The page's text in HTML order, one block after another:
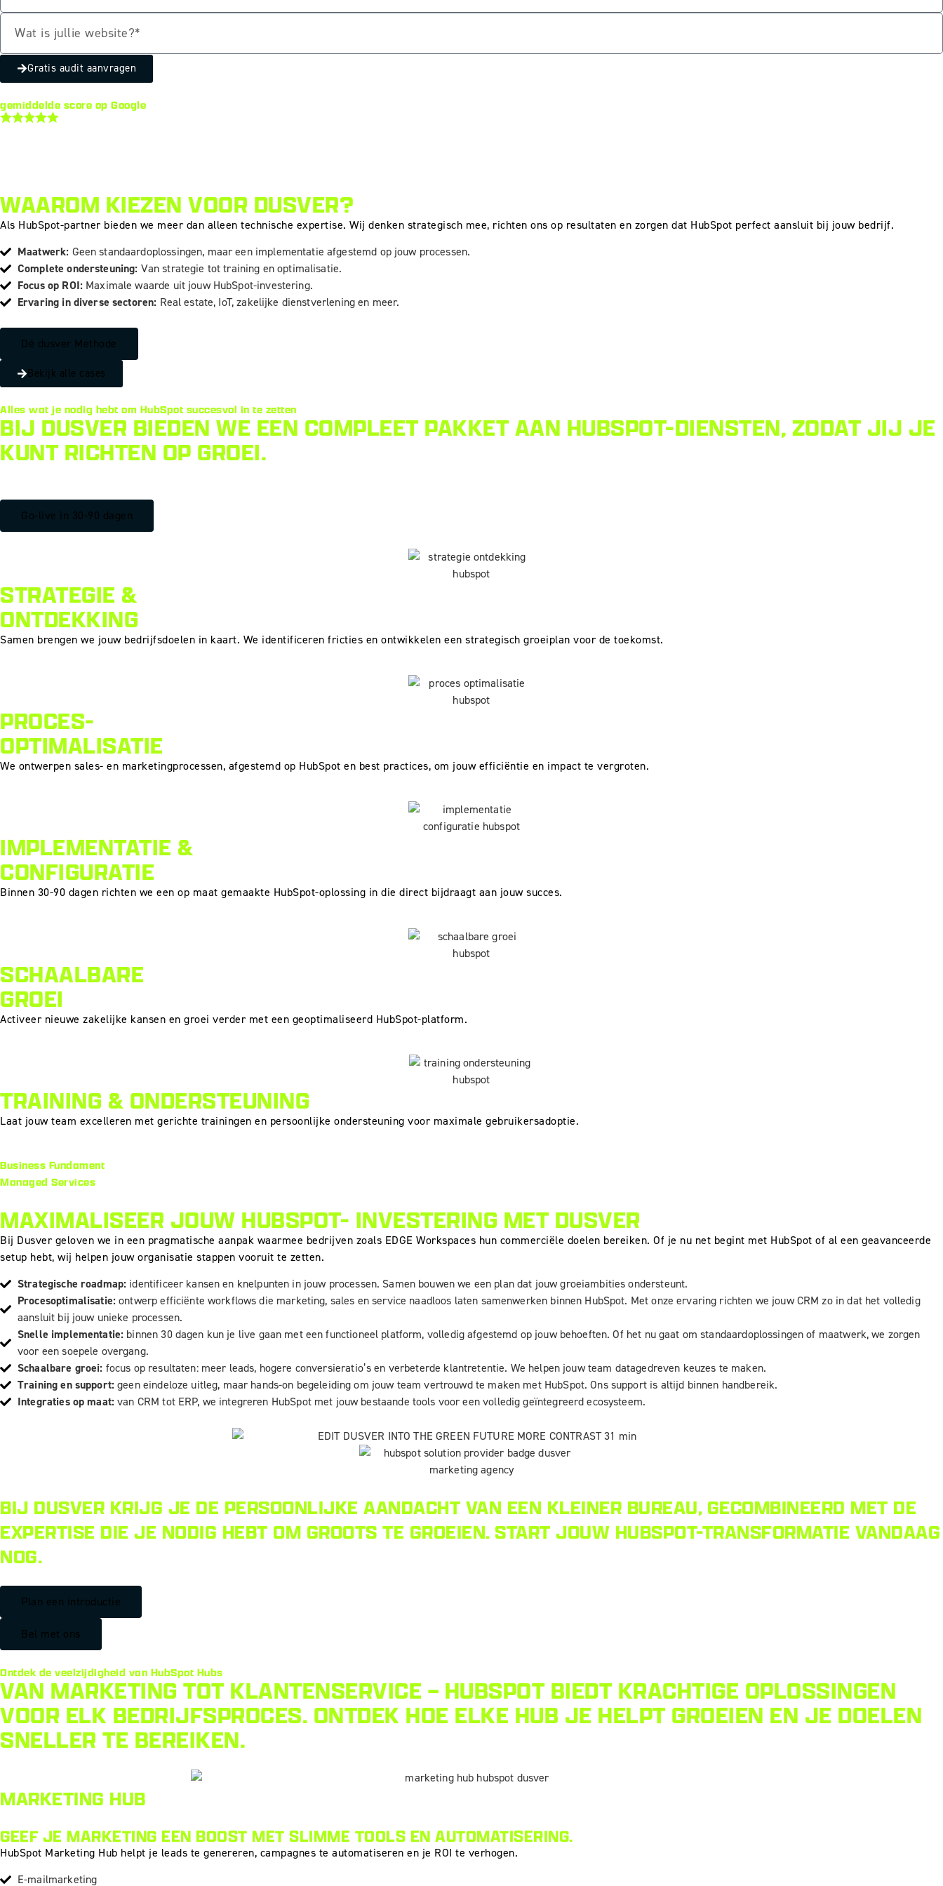
Gratis audit aanvragen
gemiddelde score op Google
WAAROM KIEZEN VOOR DUSVER?
Als HubSpot-partner bieden we meer dan alleen technische expertise. Wij denken strategisch mee, richten ons op resultaten en zorgen dat HubSpot perfect aansluit bij jouw bedrijf.
Maatwerk: Geen standaardoplossingen, maar een implementatie afgestemd op jouw processen.
Complete ondersteuning: Van strategie tot training en optimalisatie.
Focus op ROI:Maximale waarde uit jouw HubSpot-investering.
Ervaring in diverse sectoren: Real estate, IoT, zakelijke dienstverlening en meer.
Dé dusver Methode
Bekijk alle cases
Alles wat je nodig hebt om HubSpot succesvol in te zetten
BIJ DUSVER BIEDEN WE EEN COMPLEET PAKKET AAN HUBSPOT-DIENSTEN, ZODAT JIJ JE
KUNT RICHTEN OP GROEI.
Go-live in 30-90 dagen
STRATEGIE &
ONTDEKKING
Samen brengen we jouw bedrijfsdoelen in kaart. We identificeren fricties en ontwikkelen een strategisch groeiplan voor de toekomst.
PROCES-
OPTIMALISATIE
We ontwerpen sales- en marketingprocessen, afgestemd op HubSpot en best practices, om jouw efficiëntie en impact te vergroten.
IMPLEMENTATIE &
CONFIGURATIE
Binnen 30-90 dagen richten we een op maat gemaakte HubSpot-oplossing in die direct bijdraagt aan jouw succes.
SCHAALBARE
GROEI
Activeer nieuwe zakelijke kansen en groei verder met een geoptimaliseerd HubSpot-platform.
TRAINING & ONDERSTEUNING
Laat jouw team excelleren met gerichte trainingen en persoonlijke ondersteuning voor maximale gebruikersadoptie.
Business Fundament
Managed Services
MAXIMALISEER JOUW HUBSPOT- INVESTERING MET DUSVER
Bij Dusver geloven we in een pragmatische aanpak waarmee bedrijven zoals EDGE Workspaces hun commerciële doelen bereiken. Of je nu net begint met HubSpot of al een geavanceerde
setup hebt, wij helpen jouw organisatie stappen vooruit te zetten.
Strategische roadmap: identificeer kansen en knelpunten in jouw processen. Samen bouwen we een plan dat jouw groeiambities ondersteunt.
Procesoptimalisatie:ontwerp efficiënte workflows die marketing, sales en service naadloos laten samenwerken binnen HubSpot. Met onze ervaring richten we jouw CRM zo in dat het volledig
aansluit bij jouw unieke processen.
Snelle implementatie: binnen 30 dagen kun je live gaan met een functioneel platform, volledig afgestemd op jouw behoeften. Of het nu gaat om standaardoplossingen of maatwerk, we zorgen
voor een soepele overgang.
Schaalbare groei: focus op resultaten: meer leads, hogere conversieratio’s en verbeterde klantretentie. We helpen jouw team datagedreven keuzes te maken.
Training en support:geen eindeloze uitleg, maar hands-on begeleiding om jouw team vertrouwd te maken met HubSpot. Ons support is altijd binnen handbereik.
Integraties op maat:van CRM tot ERP, we integreren HubSpot met jouw bestaande tools voor een volledig geïntegreerd ecosysteem.
BIJ DUSVER KRIJG JE DE PERSOONLIJKE AANDACHT VAN EEN KLEINER BUREAU, GECOMBINEERD MET DE
EXPERTISE DIE JE NODIG HEBT OM GROOTS TE GROEIEN. START JOUW HUBSPOT-TRANSFORMATIE VANDAAG
NOG.
Plan een introductie
Bel met ons
Ontdek de veelzijdigheid van HubSpot Hubs
VAN MARKETING TOT KLANTENSERVICE – HUBSPOT BIEDT KRACHTIGE OPLOSSINGEN
VOOR ELK BEDRIJFSPROCES. ONTDEK HOE ELKE HUB JE HELPT GROEIEN EN JE DOELEN
SNELLER TE BEREIKEN.
MARKETING HUB
GEEF JE MARKETING EEN BOOST MET SLIMME TOOLS EN AUTOMATISERING.
HubSpot Marketing Hub helpt je leads te genereren, campagnes te automatiseren en je ROI te verhogen.
E-mailmarketing